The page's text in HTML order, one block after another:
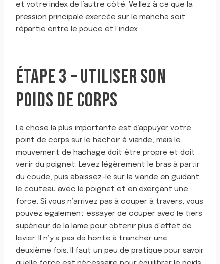
et votre index de l’autre côté. Veillez à ce que la
pression principale exercée sur le manche soit
répartie entre le pouce et l’index.
ÉTAPE 3 – UTILISER SON
POIDS DE CORPS
La chose la plus importante est d’appuyer votre
point de corps sur le hachoir à viande, mais le
mouvement de hachage doit être propre et doit
venir du poignet. Levez légèrement le bras à partir
du coude, puis abaissez-le sur la viande en guidant
le couteau avec le poignet et en exerçant une
force. Si vous n’arrivez pas à couper à travers, vous
pouvez également essayer de couper avec le tiers
supérieur de la lame pour obtenir plus d’effet de
levier. Il n’y a pas de honte à trancher une
deuxième fois. Il faut un peu de pratique pour savoir